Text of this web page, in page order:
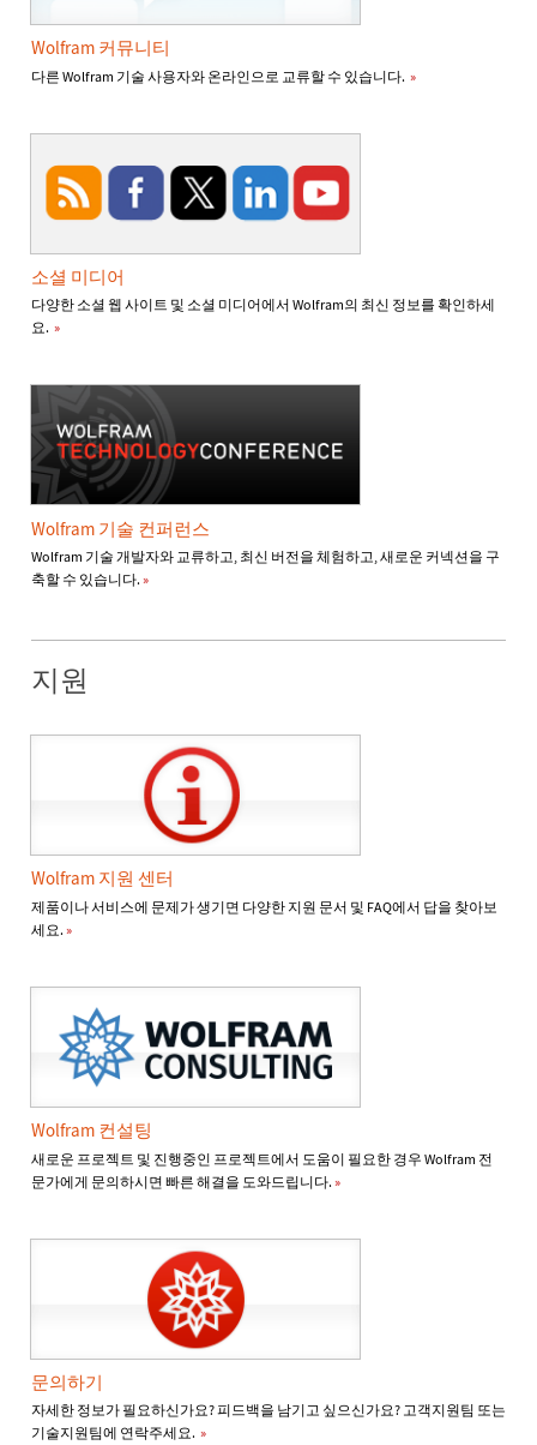
Wolfram 커뮤니티
다른 Wolfram 기술 사용자와 온라인으로 교류할 수 있습니다. »
소셜 미디어
다양한 소셜 웹 사이트 및 소셜 미디어에서 Wolfram의 최신 정보를 확인하세
요. »
Wolfram 기술 컨퍼런스
Wolfram 기술 개발자와 교류하고, 최신 버전을 체험하고, 새로운 커넥션을 구
축할 수 있습니다. »
지원
Wolfram 지원 센터
제품이나 서비스에 문제가 생기면 다양한 지원 문서 및 FAQ에서 답을 찾아보
세요. »
Wolfram 컨설팅
새로운 프로젝트 및 진행중인 프로젝트에서 도움이 필요한 경우 Wolfram 전
문가에게 문의하시면 빠른 해결을 도와드립니다. »
문의하기
자세한 정보가 필요하신가요? 피드백을 남기고 싶으신가요? 고객지원팀 또는
기술지원팀에 연락주세요. »